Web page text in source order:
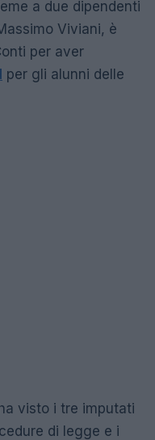
a due dipendenti
Viviani, è
per aver
per gli alunni delle
visto i tre imputati
di legge e i